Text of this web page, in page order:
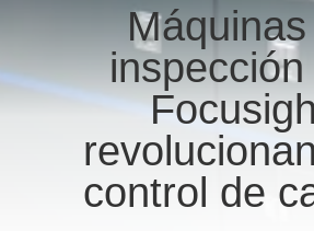
DE
CALIDAD
ÉNTRENOS
CONTACTO
inspección
control de